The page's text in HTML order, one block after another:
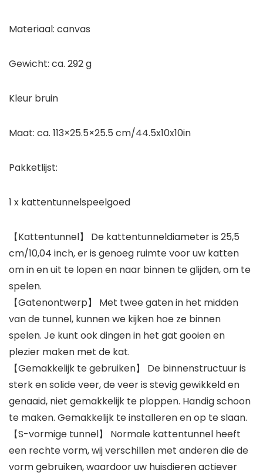
Materiaal: canvas
Gewicht: ca. 292 g
Kleur bruin
Maat: ca. 113×25.5×25.5 cm/44.5x10x10in
Pakketlijst:
1 x kattentunnelspeelgoed
【Kattentunnel】 De kattentunneldiameter is 25,5
cm/10,04 inch, er is genoeg ruimte voor uw katten
om in en uit te lopen en naar binnen te glijden, om te
spelen.
【Gatenontwerp】 Met twee gaten in het midden
van de tunnel, kunnen we kijken hoe ze binnen
spelen. Je kunt ook dingen in het gat gooien en
plezier maken met de kat.
【Gemakkelijk te gebruiken】 De binnenstructuur is
sterk en solide veer, de veer is stevig gewikkeld en
genaaid, niet gemakkelijk te ploppen. Handig schoon
te maken. Gemakkelijk te installeren en op te slaan.
【S-vormige tunnel】 Normale kattentunnel heeft
een rechte vorm, wij verschillen met anderen die de
vorm gebruiken, waardoor uw huisdieren actiever